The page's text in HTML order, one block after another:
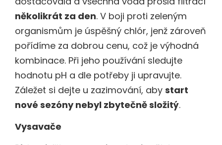
několikrát za den. V boji proti zeleným
organismům je úspěšný chlór, jenž zároveň
pořídíme za dobrou cenu, což je výhodná
kombinace. Při jeho používání sledujte
hodnotu pH a dle potřeby ji upravujte.
Záležet si dejte u zazimování, aby start
nové sezóny nebyl zbytečně složitý.
Vysavače